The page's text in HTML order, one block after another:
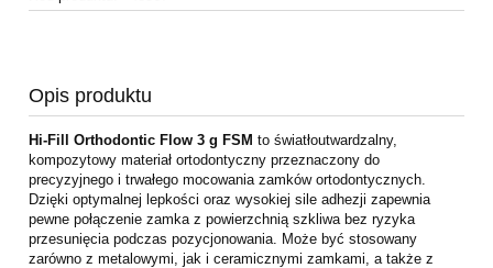
Opis produktu
Hi-Fill Orthodontic Flow 3 g FSM to światłoutwardzalny,
kompozytowy materiał ortodontyczny przeznaczony do
precyzyjnego i trwałego mocowania zamków ortodontycznych.
Dzięki optymalnej lepkości oraz wysokiej sile adhezji zapewnia
pewne połączenie zamka z powierzchnią szkliwa bez ryzyka
przesunięcia podczas pozycjonowania. Może być stosowany
zarówno z metalowymi, jak i ceramicznymi zamkami, a także z